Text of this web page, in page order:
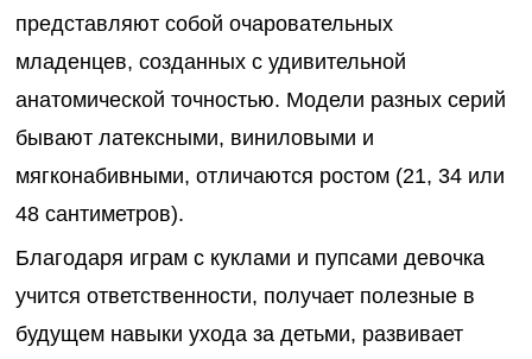
представляют собой очаровательных
младенцев, созданных с удивительной
анатомической точностью. Модели разных серий
бывают латексными, виниловыми и
мягконабивными, отличаются ростом (21, 34 или
48 сантиметров).
Благодаря играм с куклами и пупсами девочка
учится ответственности, получает полезные в
будущем навыки ухода за детьми, развивает